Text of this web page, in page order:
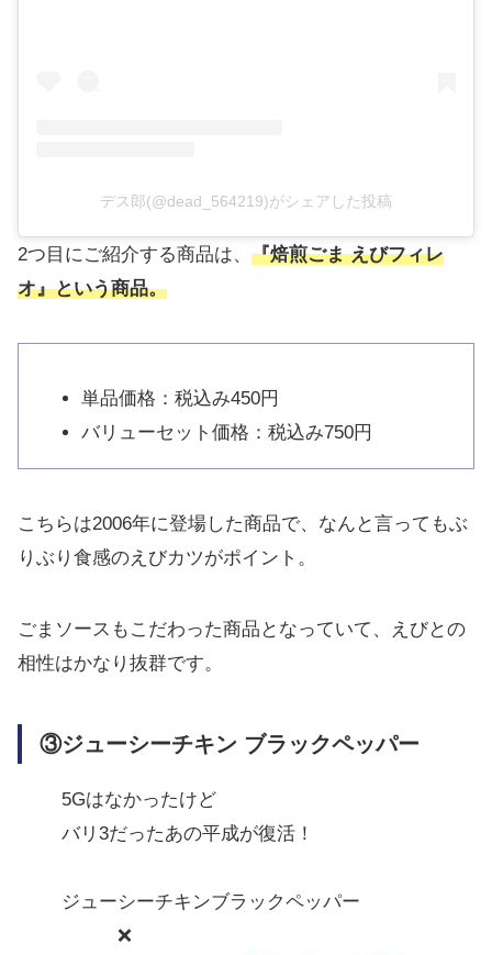
デス郎(@dead_564219)がシェアした投稿
2つ目にご紹介する商品は、 『焙煎ごま えびフィレ
オ』という商品。
単品価格：税込み450円
バリューセット価格：税込み750円
こちらは2006年に登場した商品で、なんと言ってもぶ
りぶり食感のえびカツがポイント。
ごまソースもこだわった商品となっていて、えびとの
相性はかなり抜群です。
③ジューシーチキン ブラックペッパー
5Gはなかったけど
バリ3だったあの平成が復活！
ジューシーチキンブラックペッパー
❌